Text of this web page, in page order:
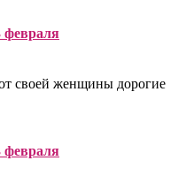
февраля
своей женщины дорогие
февраля